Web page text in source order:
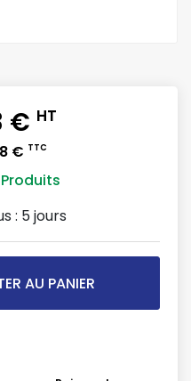
€ HT
€ TTC
: 5 jours
AU PANIER